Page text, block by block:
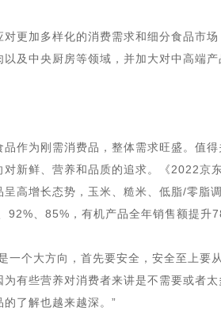
对更加多样化的消费需求和细分食品市
以及中央厨房等领域，并加大对中高端
品作为刚需消费品，整体需求旺盛。值
对新鲜、营养和品质的追求。《2022京
呈高增长态势，玉米、糙米、低脂/零脂
92%、85%，有机产品全年销售额提升
一个大方向，首先要安全，安全至上要
为有些营养对消费者来讲是不需要或者
的了解也越来越深。”